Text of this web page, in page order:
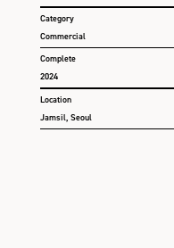
Category
Commercial
Complete
2024
Location
Jamsil, Seoul